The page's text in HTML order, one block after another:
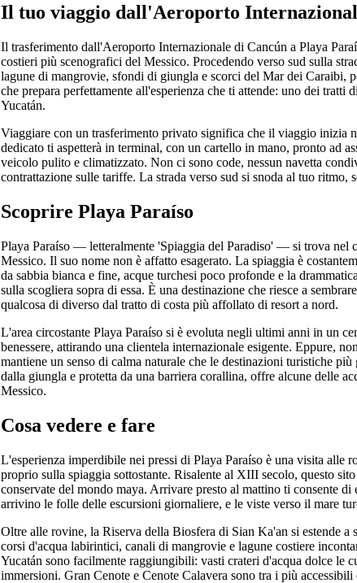
Il tuo viaggio dall'Aeroporto
Il trasferimento dall'Aeroporto Internazionale di Cancún a Playa
costieri più scenografici del Messico. Procedendo verso sud sulla
lagune di mangrovie, sfondi di giungla e scorci del Mar dei Caraibi,
che prepara perfettamente all'esperienza che ti attende: uno dei
Yucatán.
Viaggiare con un trasferimento privato significa che il viaggio inizia
dedicato ti aspetterà in terminal, con un cartello in mano, pronto ad
veicolo pulito e climatizzato. Non ci sono code, nessun navetta
contrattazione sulle tariffe. La strada verso sud si snoda al tuo ritmo,
Scoprire Playa Paraíso
Playa Paraíso — letteralmente 'Spiaggia del Paradiso' — si trova nel
Messico. Il suo nome non è affatto esagerato. La spiaggia è
da sabbia bianca e fine, acque turchesi poco profonde e la
sulla scogliera sopra di essa. È una destinazione che riesce a
qualcosa di diverso dal tratto di costa più affollato di resort a nord.
L'area circostante Playa Paraíso si è evoluta negli ultimi anni in un
benessere, attirando una clientela internazionale esigente. Eppure,
mantiene un senso di calma naturale che le destinazioni turistiche
dalla giungla e protetta da una barriera corallina, offre alcune delle
Messico.
Cosa vedere e fare
L'esperienza imperdibile nei pressi di Playa Paraíso è una visita alle
proprio sulla spiaggia sottostante. Risalente al XIII secolo, questo
conservate del mondo maya. Arrivare presto al mattino ti consente
arrivino le folle delle escursioni giornaliere, e le viste verso il mare
Oltre alle rovine, la Riserva della Biosfera di Sian Ka'an si estende
corsi d'acqua labirintici, canali di mangrovie e lagune costiere
Yucatán sono facilmente raggiungibili: vasti crateri d'acqua dolce le
immersioni. Gran Cenote e Cenote Calavera sono tra i più accessibili